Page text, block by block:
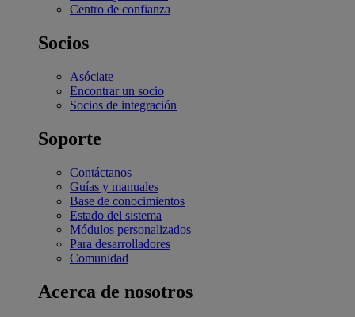
Centro de confianza
Socios
Asóciate
Encontrar un socio
Socios de integración
Soporte
Contáctanos
Guías y manuales
Base de conocimientos
Estado del sistema
Módulos personalizados
Para desarrolladores
Comunidad
Acerca de nosotros